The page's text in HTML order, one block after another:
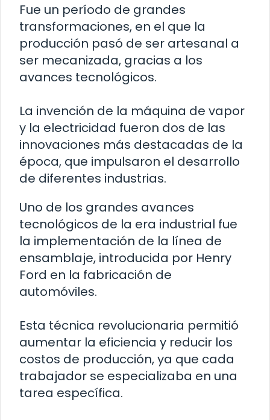
Fue un período de grandes
transformaciones, en el que la
producción pasó de ser artesanal a
ser mecanizada, gracias a los
avances tecnológicos.
La invención de la máquina de vapor
y la electricidad fueron dos de las
innovaciones más destacadas de la
época, que impulsaron el desarrollo
de diferentes industrias.
Uno de los grandes avances
tecnológicos de la era industrial fue
la implementación de la línea de
ensamblaje, introducida por Henry
Ford en la fabricación de
automóviles.
Esta técnica revolucionaria permitió
aumentar la eficiencia y reducir los
costos de producción, ya que cada
trabajador se especializaba en una
tarea específica.